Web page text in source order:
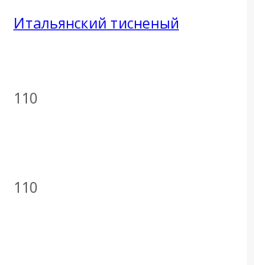
Итальянский тисненый
110
110